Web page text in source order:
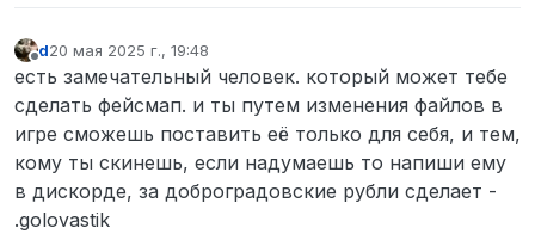
d20 мая 2025 г., 19:48
отредактировано
есть замечательный человек. который может тебе
сделать фейсмап. и ты путем изменения файлов в
игре сможешь поставить её только для себя, и тем,
кому ты скинешь, если надумаешь то напиши ему
в дискорде, за доброградовские рубли сделает -
.golovastik